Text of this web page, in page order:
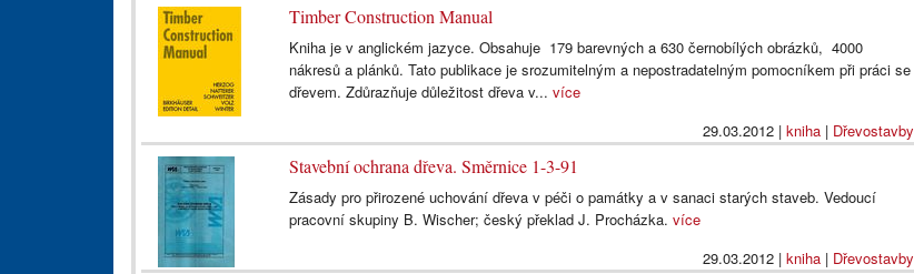
Timber Construction Manual
Kniha je v anglickém jazyce. Obsahuje 179 barevných a 630 černobílých obrázků, 4000
nákresů a plánků. Tato publikace je srozumitelným a nepostradatelným pomocníkem při práci se
dřevem. Zdůrazňuje důležitost dřeva v...více
29.03.2012| kniha| Dřevostavby
Stavební ochrana dřeva. Směrnice 1-3-91
Zásady pro přirozené uchování dřeva v péči o památky a v sanaci starých staveb. Vedoucí
pracovní skupiny B. Wischer; český překlad J. Procházka.více
29.03.2012| kniha| Dřevostavby